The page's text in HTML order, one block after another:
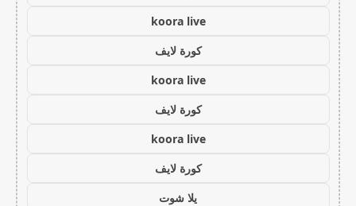
koora live
كورة لايف
koora live
كورة لايف
koora live
كورة لايف
يلا شوت